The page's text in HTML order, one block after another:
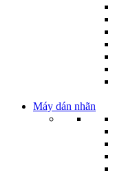
Máy dán nhãn